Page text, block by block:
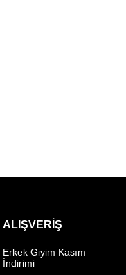
ALIŞVERIŞ
Erkek Giyim Kasım
İndirimi